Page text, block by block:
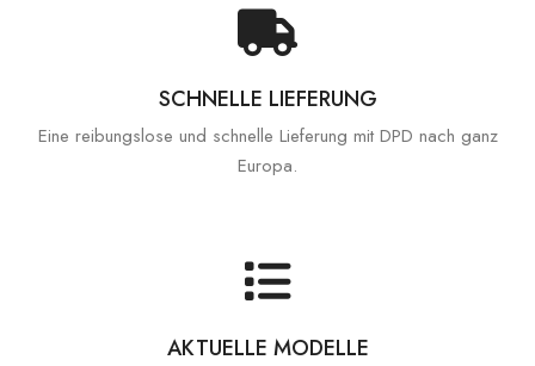
SCHNELLE LIEFERUNG
Eine reibungslose und schnelle Lieferung mit DPD nach ganz
Europa.
AKTUELLE MODELLE